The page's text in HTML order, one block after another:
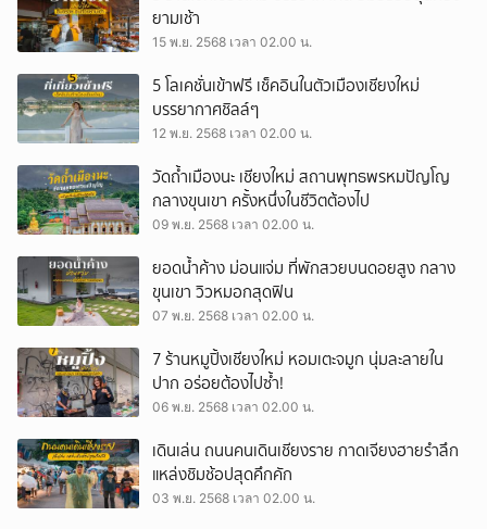
ยามเช้า
15 พ.ย. 2568 เวลา 02.00 น.
5 โลเคชั่นเข้าฟรี เช็คอินในตัวเมืองเชียงใหม่
บรรยากาศชิลล์ๆ
12 พ.ย. 2568 เวลา 02.00 น.
วัดถ้ำเมืองนะ เชียงใหม่ สถานพุทธพรหมปัญโญ
กลางขุนเขา ครั้งหนึ่งในชีวิตต้องไป
09 พ.ย. 2568 เวลา 02.00 น.
ยอดน้ำค้าง ม่อนแจ่ม ที่พักสวยบนดอยสูง กลาง
ขุนเขา วิวหมอกสุดฟิน
07 พ.ย. 2568 เวลา 02.00 น.
7 ร้านหมูปิ้งเชียงใหม่ หอมเตะจมูก นุ่มละลายใน
ปาก อร่อยต้องไปซ้ำ!
06 พ.ย. 2568 เวลา 02.00 น.
เดินเล่น ถนนคนเดินเชียงราย กาดเจียงฮายรำลึก
แหล่งชิมช้อปสุดคึกคัก
03 พ.ย. 2568 เวลา 02.00 น.